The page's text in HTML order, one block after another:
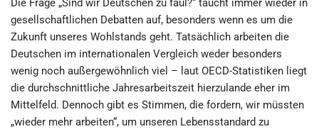
Die Frage „Sind wir Deutschen zu faul?“ taucht immer wieder in
gesellschaftlichen Debatten auf, besonders wenn es um die
Zukunft unseres Wohlstands geht. Tatsächlich arbeiten die
Deutschen im internationalen Vergleich weder besonders
wenig noch außergewöhnlich viel – laut OECD-Statistiken liegt
die durchschnittliche Jahresarbeitszeit hierzulande eher im
Mittelfeld. Dennoch gibt es Stimmen, die fordern, wir müssten
„wieder mehr arbeiten“, um unseren Lebensstandard zu